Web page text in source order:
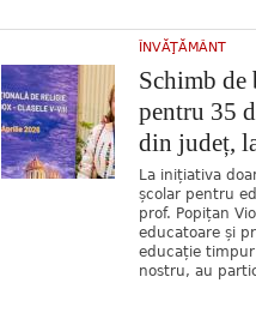
ÎNVĂŢĂMÂNT
Schimb de
pentru 35
din județ,
La inițiativa
școlar pentru
prof. Popițan
educatoare și
educație
nostru, au